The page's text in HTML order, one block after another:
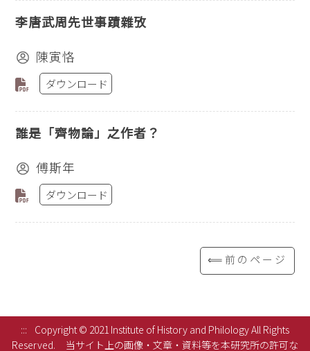
李唐武周先世事蹟雜攷
陳寅恪
ダウンロード
誰是「齊物論」之作者？
傅斯年
ダウンロード
⟸前のページ
:::
Copyright © 2021 Institute of History and Philology All Rights
Reserved.
当サイト上の画像・文章・資料等を本研究所の許可な